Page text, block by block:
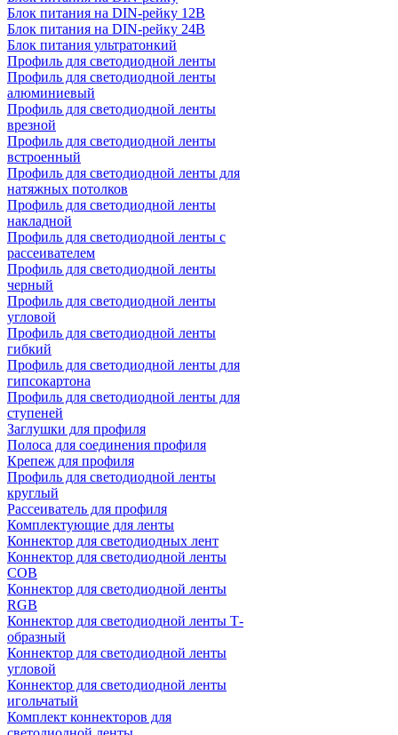
Блок питания на DIN-рейку 12В
Блок питания на DIN-рейку 24В
Блок питания ультратонкий
Профиль для светодиодной ленты
Профиль для светодиодной ленты
алюминиевый
Профиль для светодиодной ленты
врезной
Профиль для светодиодной ленты
встроенный
Профиль для светодиодной ленты для
натяжных потолков
Профиль для светодиодной ленты
накладной
Профиль для светодиодной ленты с
рассеивателем
Профиль для светодиодной ленты
черный
Профиль для светодиодной ленты
угловой
Профиль для светодиодной ленты
гибкий
Профиль для светодиодной ленты для
гипсокартона
Профиль для светодиодной ленты для
ступеней
Заглушки для профиля
Полоса для соединения профиля
Крепеж для профиля
Профиль для светодиодной ленты
круглый
Рассеиватель для профиля
Комплектующие для ленты
Коннектор для светодиодных лент
Коннектор для светодиодной ленты
COB
Коннектор для светодиодной ленты
RGB
Коннектор для светодиодной ленты Т-
образный
Коннектор для светодиодной ленты
угловой
Коннектор для светодиодной ленты
игольчатый
Комплект коннекторов для